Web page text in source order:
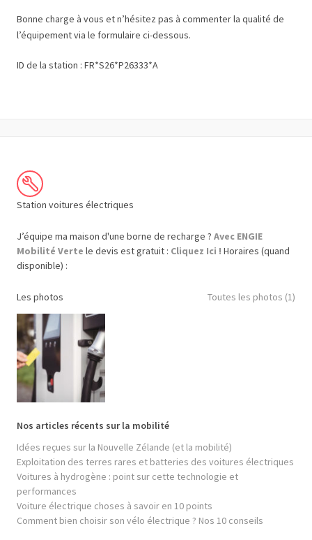
Bonne charge à vous et n’hésitez pas à commenter la qualité de
l’équipement via le formulaire ci-dessous.
ID de la station : FR*S26*P26333*A
Station voitures électriques
J’équipe ma maison d'une borne de recharge ? Avec ENGIE
Mobilité Verte le devis est gratuit : Cliquez Ici ! Horaires (quand
disponible) :
Les photos Toutes les photos (1)
Nos articles récents sur la mobilité
Idées reçues sur la Nouvelle Zélande (et la mobilité)
Exploitation des terres rares et batteries des voitures électriques
Voitures à hydrogène : point sur cette technologie et
performances
Voiture électrique choses à savoir en 10 points
Comment bien choisir son vélo électrique ? Nos 10 conseils